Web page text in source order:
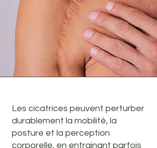
Les cicatrices peuvent perturber
durablement la mobilité, la
posture et la perception
corporelle, en entrainant parfois